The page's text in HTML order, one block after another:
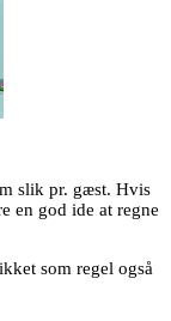
slik pr. gæst. Hvis
en god ide at regne
som regel også